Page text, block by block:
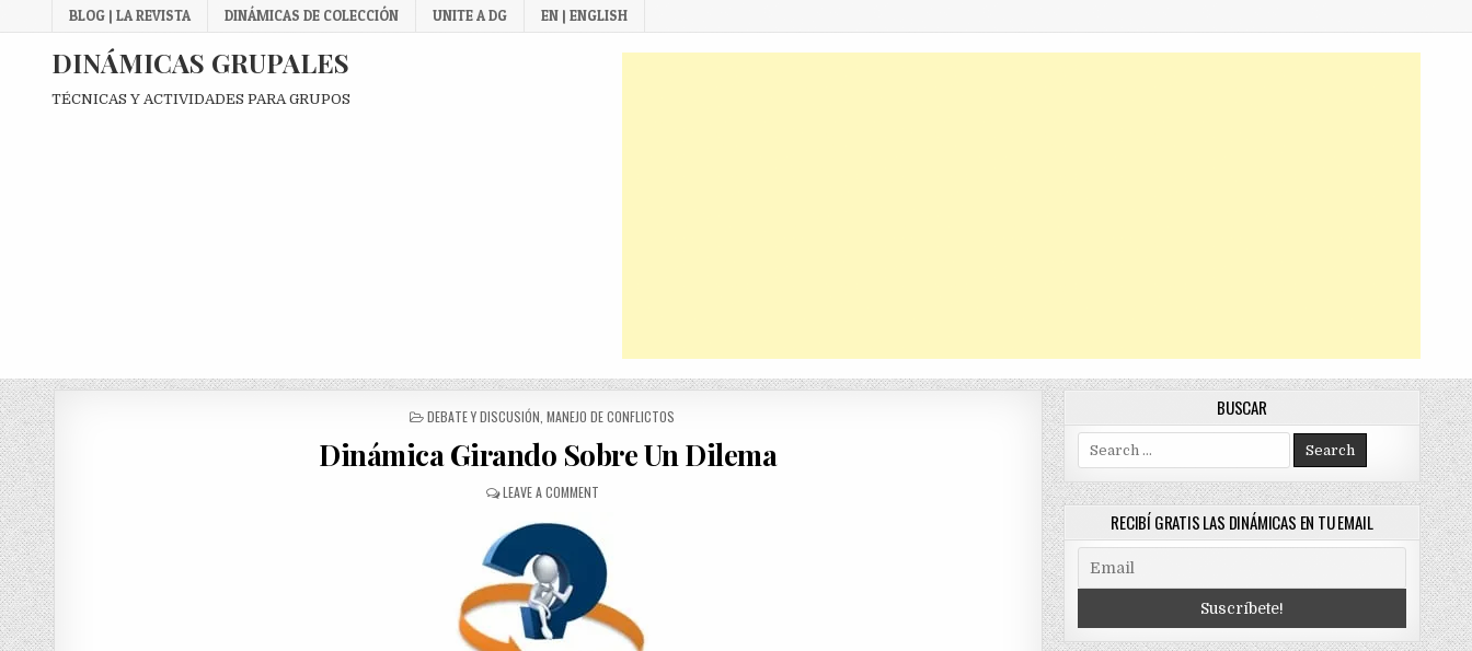
to
BLOG | LA REVISTA DINÁMICAS DE COLECCIÓN UNITE A DG EN | ENGLISH
DINÁMICAS GRUPALES
TÉCNICAS Y ACTIVIDADES PARA GRUPOS
POSTED
DEBATE Y DISCUSIÓN ,MANEJO DE CONFLICTOS
Dinámica Girando Sobre Un Dilema
LEAVE A COMMENTON
SOBRE
UN
DILEMA
BUSCAR
Search
for:
RECIBÍ GRATIS LAS DINÁMICAS EN TU EMAIL